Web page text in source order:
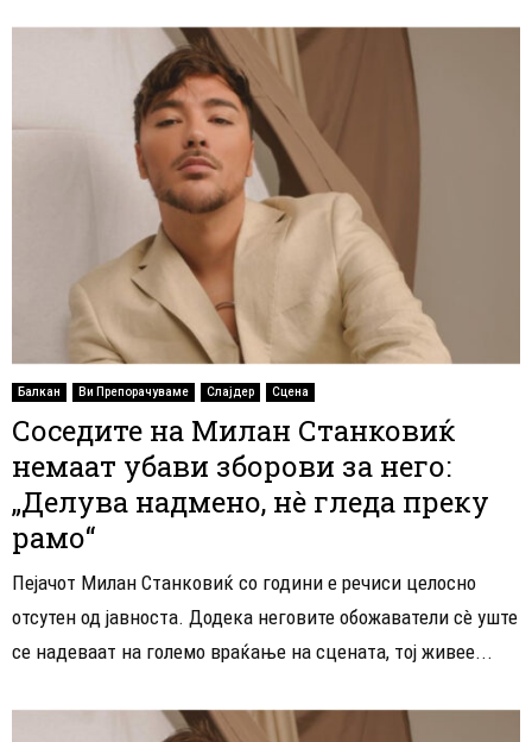
Балкан Ви Препорачуваме Слајдер Сцена
Соседите на Милан Станковиќ
немаат убави зборови за него:
„Делува надмено, нè гледа преку
рамо“
Пејачот Милан Станковиќ со години е речиси целосно
отсутен од јавноста. Додека неговите обожаватели сè уште
се надеваат на големо враќање на сцената, тој живее...